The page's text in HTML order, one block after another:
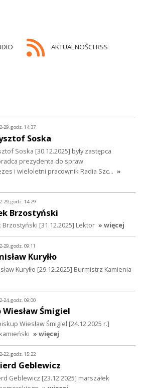
AKTUALNOŚCI RSS
29, godz. 14:37
Soska
Soska [30.12.2025] były zastępca
prezydenta do spraw
i wieloletni pracownik Radia Szc… »
29, godz. 14:29
Brzostyński
Brzostyński [31.12.2025] Lektor » więcej
29, godz. 09:11
Kuryłło
Kuryłło [29.12.2025] Burmistrz Kamienia
24, godz. 09:00
Wiesław Śmigiel
Wiesław Śmigiel [24.12.2025 r.]
» więcej
22, godz. 15:22
Geblewicz
Geblewicz [23.12.2025] marszałek